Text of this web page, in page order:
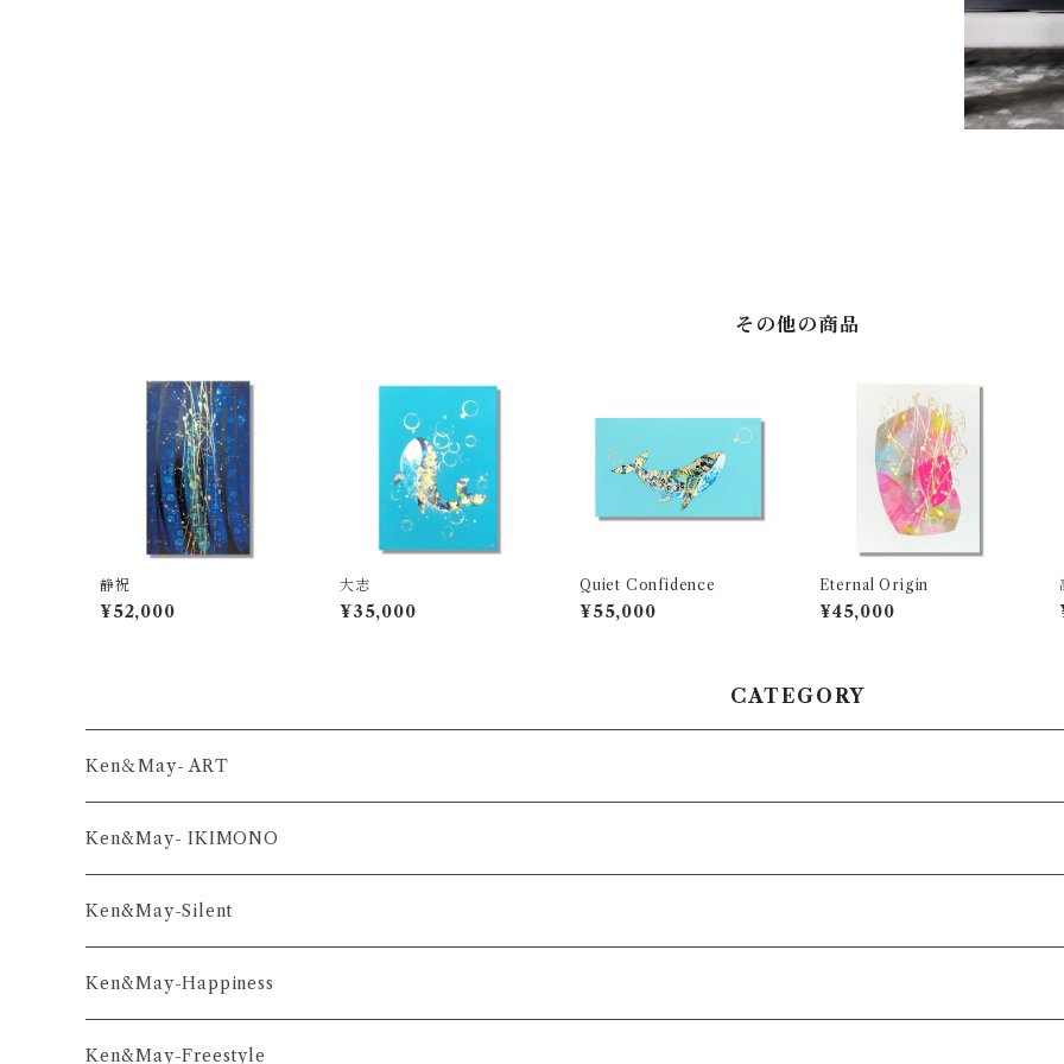
その他の商品
静祝
¥52,000
大志
¥35,000
Quiet Confidence
¥55,000
Eternal Origin
¥45,000
CATEGORY
Ken＆May- ART
舞-series
凛-series
雅-series
和-series
Ken&May- IKIMONO
Ken&May-Silent
Ken&May-Happiness
Ken&May-Freestyle